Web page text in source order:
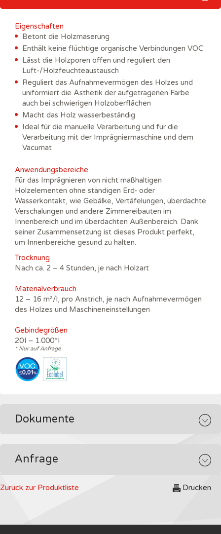
Eigenschaften
Betont die Holzmaserung
Enthält keine flüchtige organische Verbindungen VOC
Lässt die Holzporen offen und reguliert den
Luft-/Holzfeuchteaustausch
Reguliert das Aufnahmevermögen des Holzes und
uniformiert die Ästhetik der aufgetragenen Farbe
auch bei schwierigen Holzoberflächen
Macht das Holz wasserbeständig
Ideal für die manuelle Verarbeitung und für die
Verarbeitung mit der Imprägniermaschine und dem
Vacumat
Anwendungsbereiche
Für das Imprägnieren von nicht maßhaltigen
Holzelementen ohne ständigen Erd- oder
Wasserkontakt, wie Gebälke, Vertäfelungen, überdachte
Verschalungen und andere Zimmereibauten im
Innenbereich und im überdachten Außenbereich. Dank
seiner Zusammensetzung ist dieses Produkt perfekt,
um Innenbereiche gesund zu halten.
Trocknung
Nach ca. 2 – 4 Stunden, je nach Holzart
Materialverbrauch
12 – 16 m²/l, pro Anstrich, je nach Aufnahmevermögen
des Holzes und Maschineneinstellungen
Gebindegrößen
20 l – 1.000* l
* Nur auf Anfrage
Dokumente
Anfrage
Zurück zur Produktliste Drucken